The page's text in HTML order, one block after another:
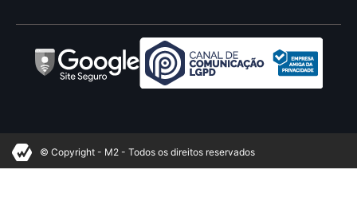
© Copyright - M2 - Todos os direitos reservados